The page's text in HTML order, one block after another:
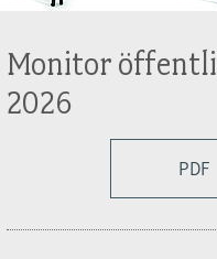
Monitor
2026
PDF